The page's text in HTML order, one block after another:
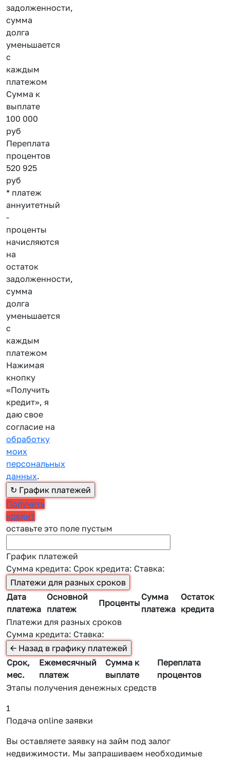
задолженности,
сумма
долга
уменьшается
с
каждым
платежом
Сумма к
выплате
100 000
руб
Переплата
процентов
520 925
руб
* платеж
аннуитетный
-
проценты
начисляются
на
остаток
задолженности,
сумма
долга
уменьшается
с
каждым
платежом
Нажимая
кнопку
«Получить
кредит», я
даю свое
согласие на
обработку
моих
персональных
данных.
Получить
кредит
оставьте это поле пустым
График платежей
Сумма кредита: Срок кредита: Ставка:
Дата
платежа
Основной
платеж
Проценты
Сумма
платежа
Остаток
кредита
Платежи для разных сроков
Сумма кредита: Ставка:
Срок,
мес.
Ежемесячный
платеж
Сумма к
выплате
Переплата
процентов
Этапы получения денежных средств
1
Подача online заявки
Вы оставляете заявку на займ под залог
недвижимости. Мы запрашиваем необходимые